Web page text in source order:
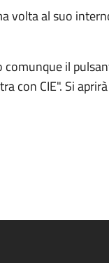
volta al suo
il
con CIE". Si